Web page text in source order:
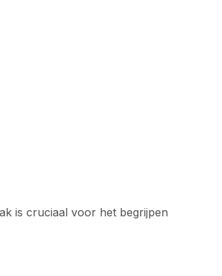
is cruciaal voor het begrijpen